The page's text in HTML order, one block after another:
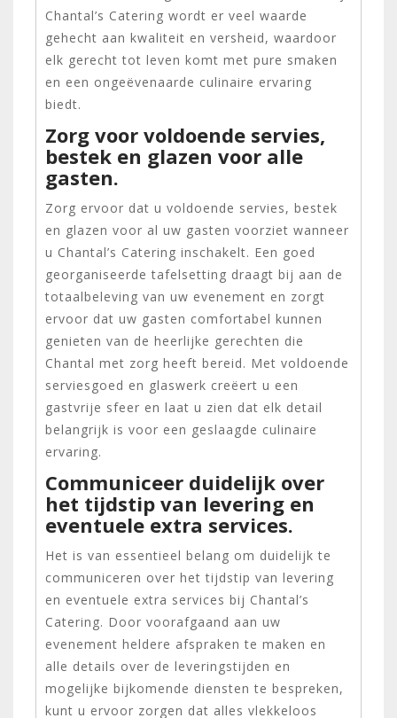
Chantal’s Catering wordt er veel waarde
gehecht aan kwaliteit en versheid, waardoor
elk gerecht tot leven komt met pure smaken
en een ongeëvenaarde culinaire ervaring
biedt.
Zorg voor voldoende servies,
bestek en glazen voor alle
gasten.
Zorg ervoor dat u voldoende servies, bestek
en glazen voor al uw gasten voorziet wanneer
u Chantal’s Catering inschakelt. Een goed
georganiseerde tafelsetting draagt bij aan de
totaalbeleving van uw evenement en zorgt
ervoor dat uw gasten comfortabel kunnen
genieten van de heerlijke gerechten die
Chantal met zorg heeft bereid. Met voldoende
serviesgoed en glaswerk creëert u een
gastvrije sfeer en laat u zien dat elk detail
belangrijk is voor een geslaagde culinaire
ervaring.
Communiceer duidelijk over
het tijdstip van levering en
eventuele extra services.
Het is van essentieel belang om duidelijk te
communiceren over het tijdstip van levering
en eventuele extra services bij Chantal’s
Catering. Door voorafgaand aan uw
evenement heldere afspraken te maken en
alle details over de leveringstijden en
mogelijke bijkomende diensten te bespreken,
kunt u ervoor zorgen dat alles vlekkeloos